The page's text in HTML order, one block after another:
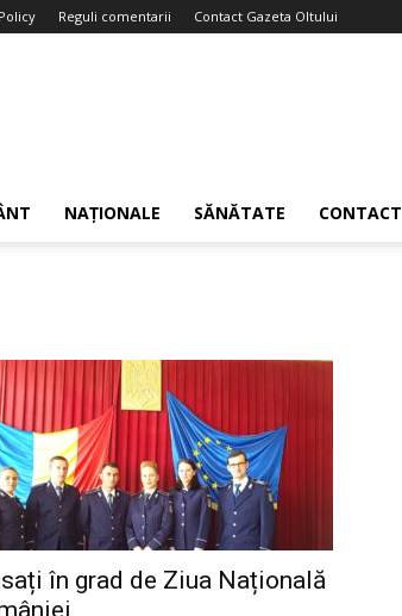
Reguli comentarii Contact Gazeta Oltului
NAȚIONALE SĂNĂTATE CONTACT
în grad de Ziua Națională